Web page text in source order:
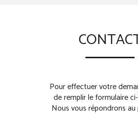
Pour effectuer votre
de remplir le formulaire
Nous vous répondrons au